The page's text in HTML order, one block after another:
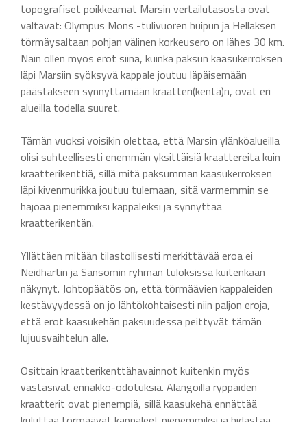
topografiset poikkeamat Marsin vertailutasosta ovat
valtavat: Olympus Mons -tulivuoren huipun ja Hellaksen
törmäysaltaan pohjan välinen korkeusero on lähes 30 km.
Näin ollen myös erot siinä, kuinka paksun kaasukerroksen
läpi Marsiin syöksyvä kappale joutuu läpäisemään
päästäkseen synnyttämään kraatteri(kentä)n, ovat eri
alueilla todella suuret.
Tämän vuoksi voisikin olettaa, että Marsin ylänköalueilla
olisi suhteellisesti enemmän yksittäisiä kraattereita kuin
kraatterikenttiä, sillä mitä paksumman kaasukerroksen
läpi kivenmurikka joutuu tulemaan, sitä varmemmin se
hajoaa pienemmiksi kappaleiksi ja synnyttää
kraatterikentän.
Yllättäen mitään tilastollisesti merkittävää eroa ei
Neidhartin ja Sansomin ryhmän tuloksissa kuitenkaan
näkynyt. Johtopäätös on, että törmäävien kappaleiden
kestävyydessä on jo lähtökohtaisesti niin paljon eroja,
että erot kaasukehän paksuudessa peittyvät tämän
lujuusvaihtelun alle.
Osittain kraatterikenttähavainnot kuitenkin myös
vastasivat ennakko-odotuksia. Alangoilla ryppäiden
kraatterit ovat pienempiä, sillä kaasukehä ennättää